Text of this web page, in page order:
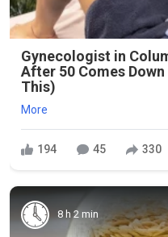
Gynecologist in
After 50 Comes
This)
More
194 45 330
8 h 2 min